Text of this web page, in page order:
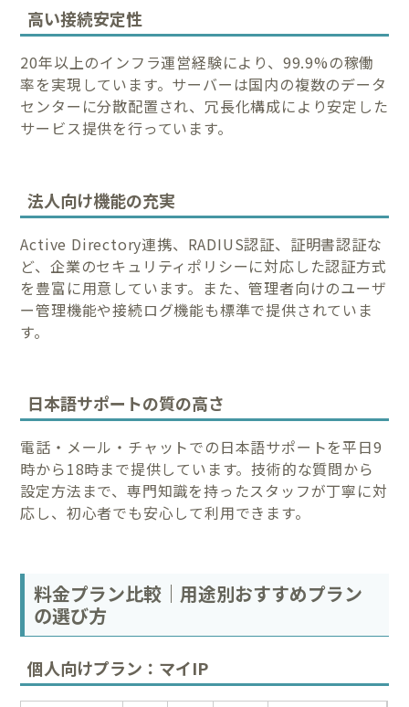
高い接続安定性
20年以上のインフラ運営経験により、99.9%の稼働
率を実現しています。サーバーは国内の複数のデータ
センターに分散配置され、冗長化構成により安定した
サービス提供を行っています。
法人向け機能の充実
Active Directory連携、RADIUS認証、証明書認証な
ど、企業のセキュリティポリシーに対応した認証方式
を豊富に用意しています。また、管理者向けのユーザ
ー管理機能や接続ログ機能も標準で提供されていま
す。
日本語サポートの質の高さ
電話・メール・チャットでの日本語サポートを平日9
時から18時まで提供しています。技術的な質問から
設定方法まで、専門知識を持ったスタッフが丁寧に対
応し、初心者でも安心して利用できます。
料金プラン比較｜用途別おすすめプラン
の選び方
個人向けプラン：マイIP